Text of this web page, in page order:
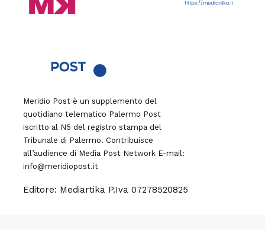
Meridio Post è un supplemento del
quotidiano telematico Palermo Post
iscritto al N5 del registro stampa del
Tribunale di Palermo. Contribuisce
all’audience di Media Post Network E-mail:
info@meridiopost.it
Editore: Mediartika P.Iva 07278520825